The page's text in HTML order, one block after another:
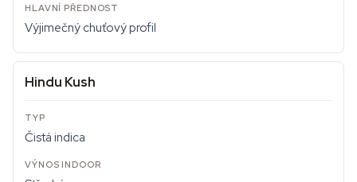
Výjimečný chuťový profil
Hindu Kush
Čistá indica